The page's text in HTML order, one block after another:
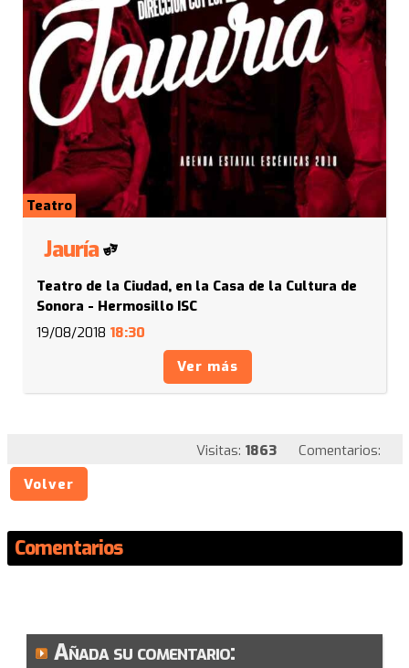
Teatro
Jauría
Teatro de la Ciudad, en la Casa de la Cultura de
Sonora - Hermosillo ISC
19/08/2018 18:30
Ver más
Visitas: 1863
Comentarios:
Volver
Comentarios
Añada su comentario: